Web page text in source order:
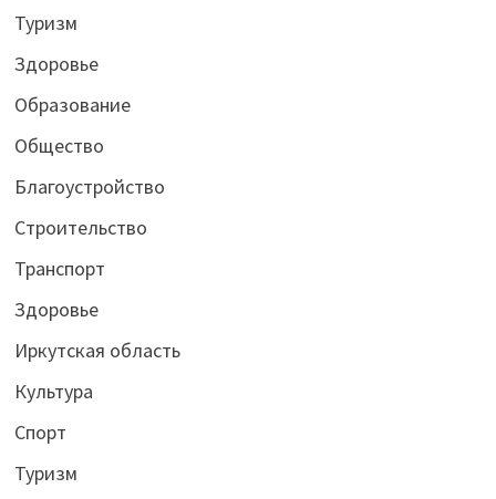
Туризм
Здоровье
Образование
Общество
Благоустройство
Строительство
Транспорт
Здоровье
Иркутская область
Культура
Спорт
Туризм